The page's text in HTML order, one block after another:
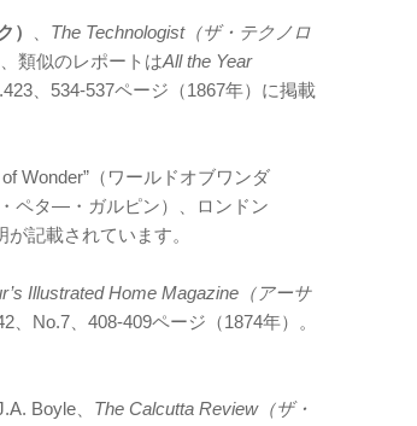
）
The Technologist（ザ・テクノロ
類似のレポートはAll the Year
、534-537ページ（1867年）に掲載
Wonder”（ワールドオブワンダ
ペタ—・ガルピン）、ロンドン
記載されています。
Illustrated Home Magazine（アーサ
、No.7、408-409ページ（1874年）。
Boyle、 The Calcutta Review（ザ・